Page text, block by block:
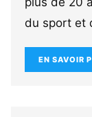
du sport et
EN SAVOIR